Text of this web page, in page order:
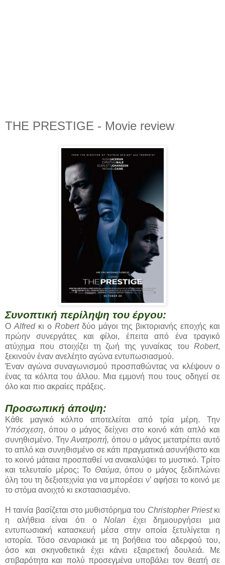
THE PRESTIGE - Movie review
Συνοπτική περίληψη του έργου:
Ο Alfred κι ο Robertδύο μάγοι της βικτοριανής εποχής και
πρώην συνεργάτες και φίλοι, έπειτα από ένα τραγικό
ατύχημα που στοιχίζει τη ζωή της γυναίκας του Robert,
ξεκινούν έναν ανελέητο αγώνα εντυπωσιασμού.
Έναν αγώνα συναγωνισμού προσπαθώντας να κλέψουν ο
ένας τα κόλπα του άλλου. Μια εμμονή που τους οδηγεί σε
όλο και πιο ακραίες πράξεις.
Προσωπική άποψη:
Κάθε μαγικό κόλπο αποτελείται από τρία μέρη. Την
Υπόσχεση, όπου ο μάγος δείχνει στο κοινό κάτι απλό και
συνηθισμένο. ΤηνΑνατροπή, όπου ο μάγος μετατρέπει αυτό
το απλό και συνηθισμένο σε κάτι πραγματικά ασυνήθιστο και
το κοινό μάταια προσπαθεί να ανακαλύψει το μυστικό. Τρίτο
και τελευταίο μέρος; Το Θαύμα, όπου ο μάγος ξεδιπλώνει
όλη του τη δεξιοτεχνία για να μπορέσει ν’ αφήσει το κοινό με
το στόμα ανοιχτό κι εκστασιασμένο.
Η ταινία βασίζεται στο μυθιστόρημα του Christopher Priestκι
η αλήθεια είναι ότι οNolan έχει δημιουργήσει μια
εντυπωσιακή κατασκευή μέσα στην οποία ξετυλίγεται η
ιστορία. Τόσο σεναριακά με τη βοήθεια του αδερφού του,
όσο και σκηνοθετικά έχει κάνει εξαιρετική δουλειά. Με
στιβαρότητα και πολύ προσεγμένα υποβάλει τον θεατή σε